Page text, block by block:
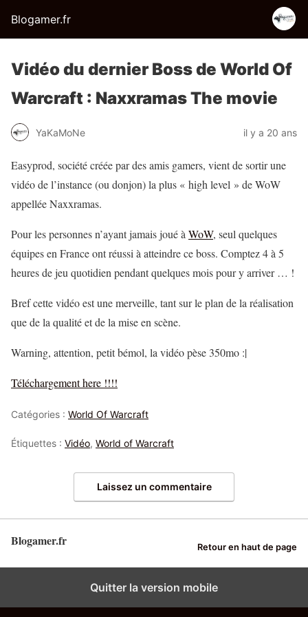
Blogamer.fr
Vidéo du dernier Boss de World Of
Warcraft : Naxxramas The movie
YaKaMoNe il y a 20 ans
Easyprod, société créée par des amis gamers, vient de sortir une
vidéo de l’instance (ou donjon) la plus « high level » de WoW
appellée Naxxramas.
Pour les personnes n’ayant jamais joué à WoW, seul quelques
équipes en France ont réussi à atteindre ce boss. Comptez 4 à 5
heures de jeu quotidien pendant quelques mois pour y arriver … !
Bref cette vidéo est une merveille, tant sur le plan de la réalisation
que de la qualité et de la mise en scène.
Warning, attention, petit bémol, la vidéo pèse 350mo :|
Téléchargement here !!!!
Catégories : World Of Warcraft
Étiquettes : Vidéo, World of Warcraft
Laissez un commentaire
Blogamer.fr Retour en haut de page
Quitter la version mobile